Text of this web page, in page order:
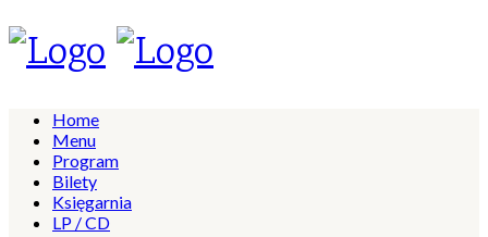
Home
Menu
Program
Bilety
Księgarnia
LP / CD